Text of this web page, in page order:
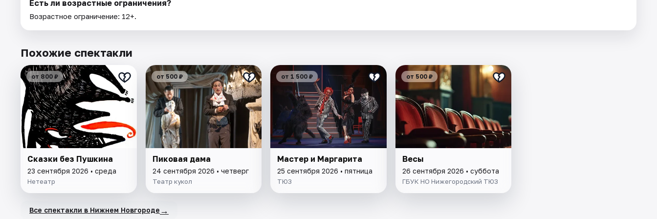
Есть ли возрастные ограничения?
Возрастное ограничение: 12+.
Похожие спектакли
от 800 ₽
Сказки без Пушкина
23 сентября 2026 • среда
Нетеатр
от 500 ₽
Пиковая дама
24 сентября 2026 • четверг
Театр кукол
от 1 500 ₽
Мастер и Маргарита
25 сентября 2026 • пятница
ТЮЗ
от 500 ₽
Весы
26 сентября 2026 • суббота
ГБУК НО Нижегородский ТЮЗ
Все спектакли в Нижнем Новгороде →